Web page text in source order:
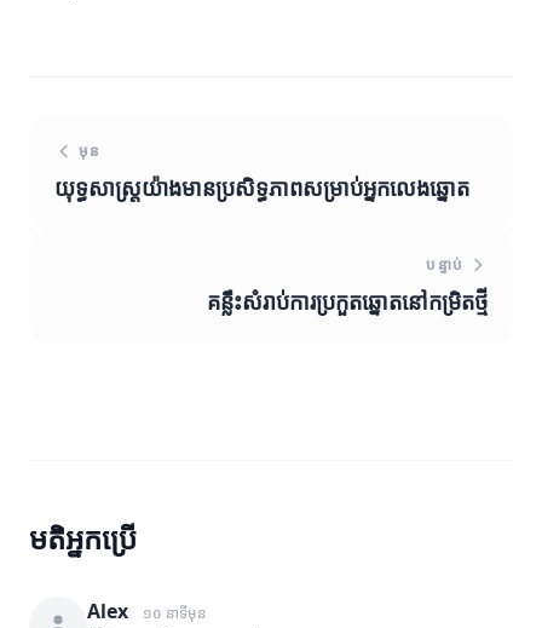
មុន
យុទ្ធសាស្ត្រយ៉ាងមានប្រសិទ្ធភាពសម្រាប់អ្នកលេងឆ្នោត
បន្ទាប់
គន្លឹះសំរាប់ការប្រកួតឆ្នោតនៅកម្រិតថ្មី
មតិអ្នកប្រើ
Alex ១០ នាទីមុន